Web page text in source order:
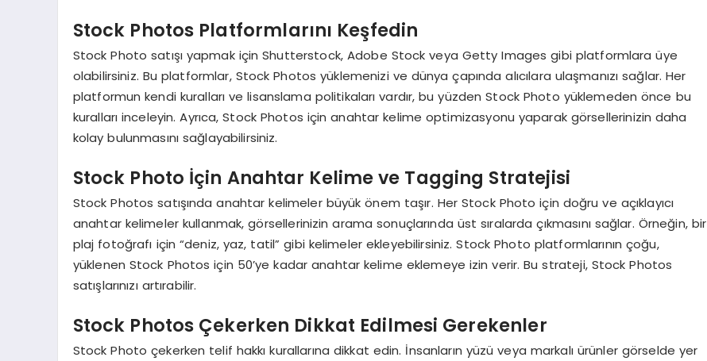
Stock Photos Platformlarını Keşfedin
Stock Photo satışı yapmak için Shutterstock, Adobe Stock veya Getty Images gibi platformlara üye
olabilirsiniz. Bu platformlar, Stock Photos yüklemenizi ve dünya çapında alıcılara ulaşmanızı sağlar. Her
platformun kendi kuralları ve lisanslama politikaları vardır, bu yüzden Stock Photo yüklemeden önce bu
kuralları inceleyin. Ayrıca, Stock Photos için anahtar kelime optimizasyonu yaparak görsellerinizin daha
kolay bulunmasını sağlayabilirsiniz.
Stock Photo İçin Anahtar Kelime ve Tagging Stratejisi
Stock Photos satışında anahtar kelimeler büyük önem taşır. Her Stock Photo için doğru ve açıklayıcı
anahtar kelimeler kullanmak, görsellerinizin arama sonuçlarında üst sıralarda çıkmasını sağlar. Örneğin, bir
plaj fotoğrafı için “deniz, yaz, tatil” gibi kelimeler ekleyebilirsiniz. Stock Photo platformlarının çoğu,
yüklenen Stock Photos için 50’ye kadar anahtar kelime eklemeye izin verir. Bu strateji, Stock Photos
satışlarınızı artırabilir.
Stock Photos Çekerken Dikkat Edilmesi Gerekenler
Stock Photo çekerken telif hakkı kurallarına dikkat edin. İnsanların yüzü veya markalı ürünler görselde yer